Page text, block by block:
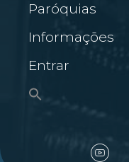
Paróquias
Informações
Entrar